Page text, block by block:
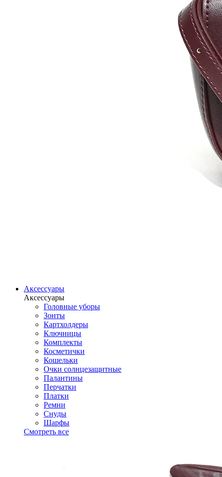
Аксессуары
Аксессуары
Головные уборы
Зонты
Картхолдеры
Ключницы
Комплекты
Косметички
Кошельки
Очки солнцезащитные
Палантины
Перчатки
Платки
Ремни
Снуды
Шарфы
Смотреть все